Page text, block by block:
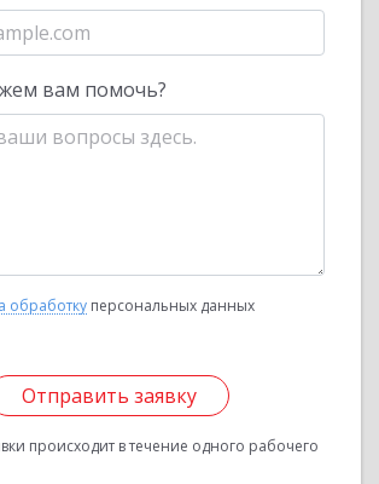
вам помочь?
обработку персональных данных
Отправить заявку
происходит в течение одного рабочего